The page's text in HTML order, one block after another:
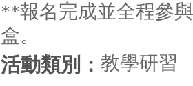
**報名完成並全程參
盒。
活動類別： 教學研習